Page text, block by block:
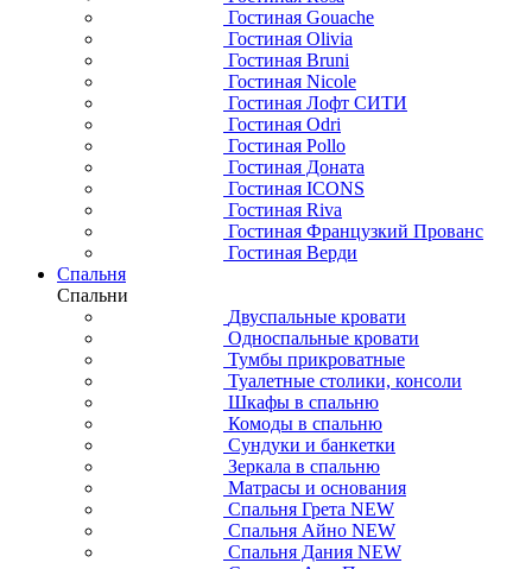
Гостиная Gouache
Гостиная Olivia
Гостиная Bruni
Гостиная Nicole
Гостиная Лофт СИТИ
Гостиная Odri
Гостиная Pollo
Гостиная Доната
Гостиная ICONS
Гостиная Riva
Гостиная Французкий Прованс
Гостиная Верди
Спальня
Спальни
Двуспальные кровати
Односпальные кровати
Тумбы прикроватные
Туалетные столики, консоли
Шкафы в спальню
Комоды в спальню
Сундуки и банкетки
Зеркала в спальню
Матрасы и основания
Спальня Грета NEW
Спальня Айно NEW
Спальня Дания NEW